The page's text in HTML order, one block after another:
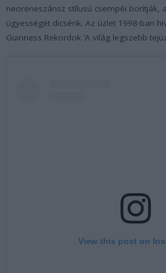
neoreneszánsz stílusú csempéi borítják,
ügyességét dicsérik. Az üzlet 1998-ban
Guinness Rekordok ’A világ legszebb
View this post on